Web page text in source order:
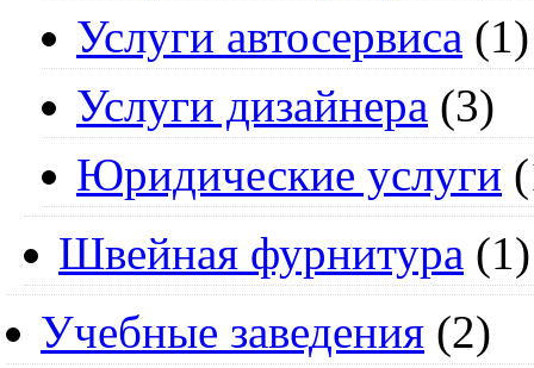
Услуги автосервиса (1)
Услуги дизайнера (3)
Юридические услуги
Швейная фурнитура (1)
Учебные заведения (2)